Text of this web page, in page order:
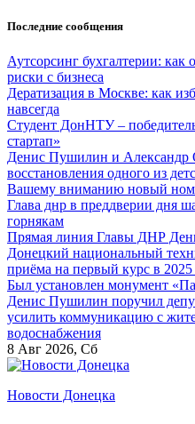
Перейти
содержанию
Последние сообщения
Аутсорсинг бухгалтерии: как
риски с бизнеса
Дератизация в Москве: как
навсегда
Студент ДонНТУ –
стартап»
Денис Пушилин и Александр
восстановления одного из
Вашему вниманию новый
Глава днр в преддверии дня
горнякам
Прямая линия Главы ДНР
Донецкий национальный
приёма на первый курс в 2025
Был установлен монумент
Денис Пушилин поручил
усилить коммуникацию с
водоснабжения
8 Авг 2026, Сб
Новости Донецка